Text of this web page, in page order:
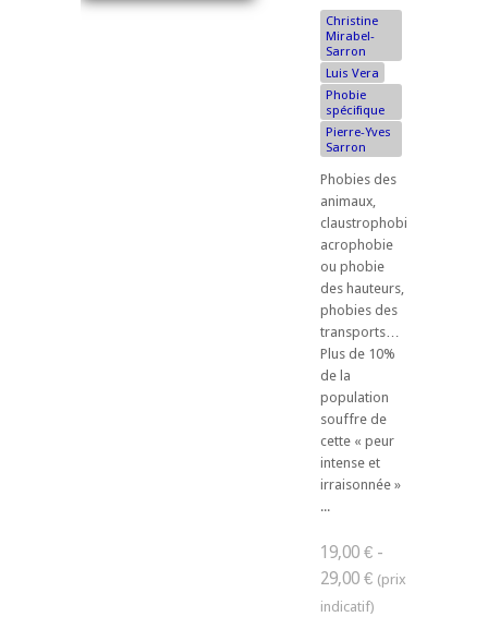
Christine
Mirabel-
Sarron
Luis Vera
Phobie
spécifique
Pierre-Yves
Sarron
Phobies des
animaux,
claustrophobie,
acrophobie
ou phobie
des hauteurs,
phobies des
transports…
Plus de 10%
de la
population
souffre de
cette « peur
intense et
irraisonnée »
...
19,00 € -
29,00 €